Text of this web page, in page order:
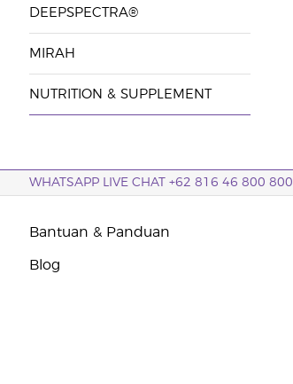
DEEPSPECTRA®
MIRAH
NUTRITION & SUPPLEMENT
WHATSAPP LIVE CHAT +62 816 46 800 800
Bantuan & Panduan
Blog